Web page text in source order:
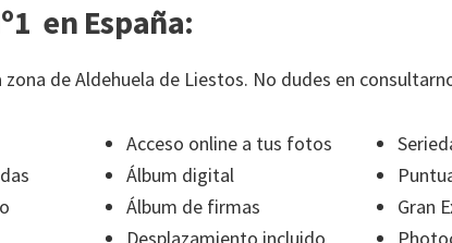
en España:
de Aldehuela de Liestos. No dudes en
Acceso online a tus fotos
Álbum digital
Álbum de firmas
Gran